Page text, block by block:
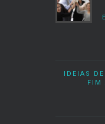
IDEIAS
FIM